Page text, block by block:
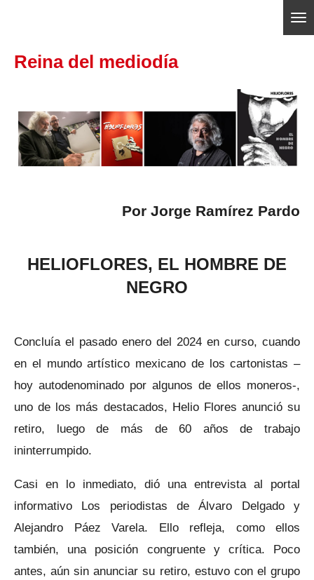
contenido
Reina del mediodía
Por Jorge Ramírez Pardo
HELIOFLORES, EL HOMBRE DE
NEGRO
Concluía el pasado enero del 2024 en curso, cuando
en el mundo artístico mexicano de los cartonistas –
hoy autodenominado por algunos de ellos moneros-,
uno de los más destacados, Helio Flores anunció su
retiro, luego de más de 60 años de trabajo
ininterrumpido.
Casi en lo inmediato, dió una entrevista al portal
informativo Los periodistas de Álvaro Delgado y
Alejandro Páez Varela. Ello refleja, como ellos
también, una posición congruente y crítica. Poco
antes, aún sin anunciar su retiro, estuvo con el grupo